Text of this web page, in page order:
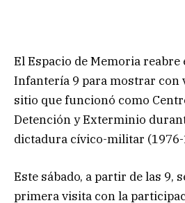
El Espacio de Memoria reabre
Infantería 9 para mostrar con
sitio que funcionó como
Detención y Exterminio
dictadura cívico-militar
Este sábado, a partir de las 9,
primera visita con la